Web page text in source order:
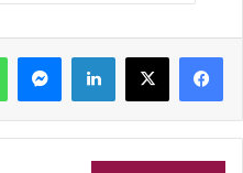
LinkedIn